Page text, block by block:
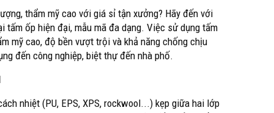
thẩm mỹ cao với giá sỉ tận xưởng? Hãy đến với
tấm ốp hiện đại, mẫu mã đa dạng. Việc sử dụng tấm
mỹ cao, độ bền vượt trội và khả năng chống chịu
đến công nghiệp, biệt thự đến nhà phố.
nhiệt (PU, EPS, XPS, rockwool...) kẹp giữa hai lớp